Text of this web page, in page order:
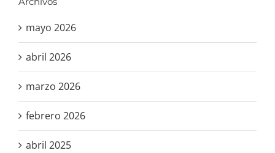
mayo 2026
abril 2026
marzo 2026
febrero 2026
abril 2025